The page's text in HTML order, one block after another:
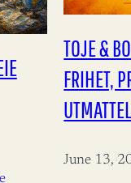
TOJE &
FRIHET,
June 13,